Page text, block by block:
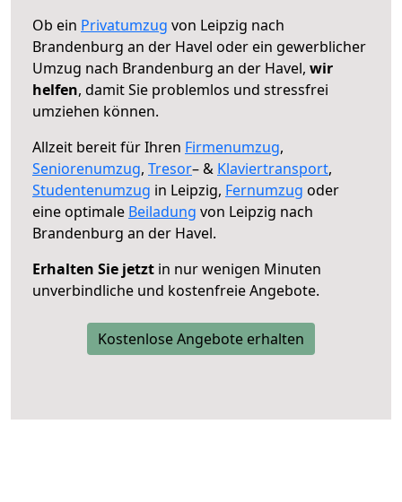
Ob ein Privatumzug von Leipzig nach
Brandenburg an der Havel oder ein gewerblicher
Umzug nach Brandenburg an der Havel, wir
helfen, damit Sie problemlos und stressfrei
umziehen können.
Allzeit bereit für Ihren Firmenumzug,
Seniorenumzug, Tresor– & Klaviertransport,
Studentenumzug in Leipzig, Fernumzug oder
eine optimale Beiladung von Leipzig nach
Brandenburg an der Havel.
Erhalten Sie jetzt in nur wenigen Minuten
unverbindliche und kostenfreie Angebote.
Kostenlose Angebote erhalten